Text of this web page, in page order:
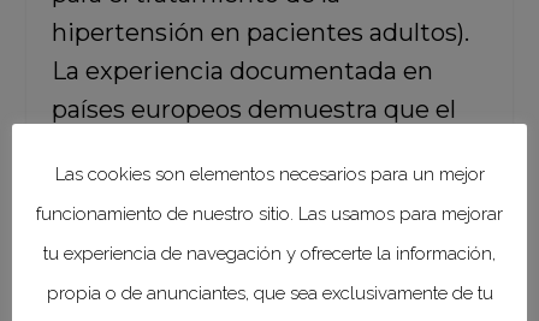
hipertensión en pacientes adultos).
La experiencia documentada en
países europeos demuestra que el
tópicamente en menores de tres
meses, evita complicaciones
posteriores como infecciones,
ulceraciones y crecimiento tumoral.
Las cookies son elementos necesarios para un mejor
funcionamiento de nuestro sitio. Las usamos para mejorar
tu experiencia de navegación y ofrecerte la información,
propia o de anunciantes, que sea exclusivamente de tu